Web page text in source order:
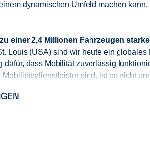
dynamischen Umfeld machen kann.
zu einer 2,4 Millionen Fahrzeugen
Louis (USA) sind wir heute ein globales
dafür, dass Mobilität zuverlässig
Mobilitätsdienstleister sind, ist es nicht
und für alle, die mit uns gemeinsam
wir sind ehrgeizig und setzen auf